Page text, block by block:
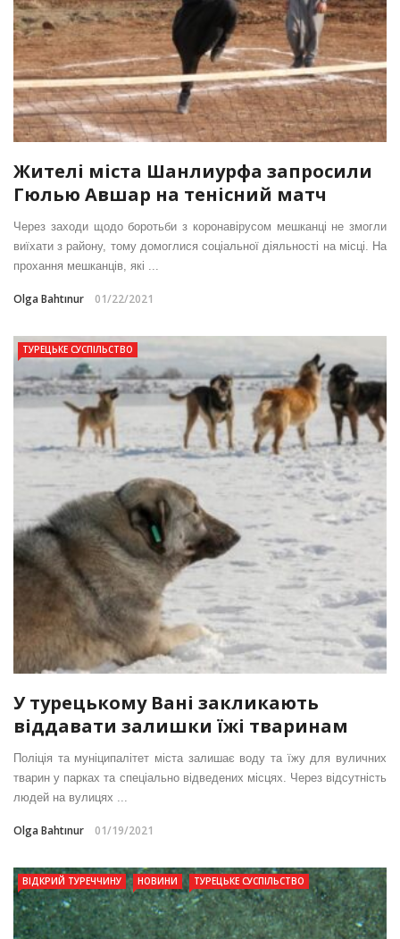
Жителі міста Шанлиурфа запросили
Гюлью Авшар на тенісний матч
Через заходи щодо боротьби з коронавірусом мешканці не змогли
виїхати з району, тому домоглися соціальної діяльності на місці. На
прохання мешканців, які ...
Olga Bahtınur 01/22/2021
ТУРЕЦЬКЕ СУСПІЛЬСТВО
У турецькому Вані закликають
віддавати залишки їжі тваринам
Поліція та муніципалітет міста залишає воду та їжу для вуличних
тварин у парках та спеціально відведених місцях. Через відсутність
людей на вулицях ...
Olga Bahtınur 01/19/2021
ВІДКРИЙ ТУРЕЧЧИНУ НОВИНИ ТУРЕЦЬКЕ СУСПІЛЬСТВО